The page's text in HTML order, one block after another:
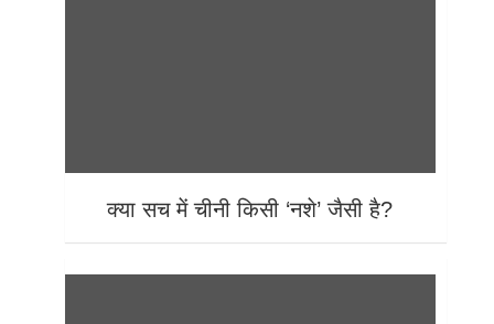
क्या सच में चीनी किसी ‘नशे’ जैसी है?